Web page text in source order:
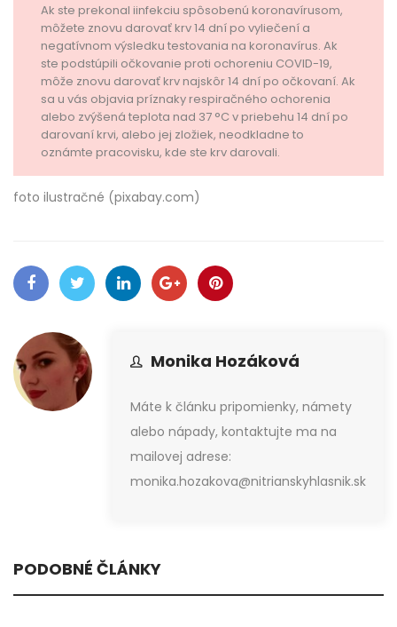
Ak ste prekonal iinfekciu spôsobenú koronavírusom,
môžete znovu darovať krv 14 dní po vyliečení a
negatívnom výsledku testovania na koronavírus. Ak
ste podstúpili očkovanie proti ochoreniu COVID-19,
môže znovu darovať krv najskôr 14 dní po očkovaní. Ak
sa u vás objavia príznaky respiračného ochorenia
alebo zvýšená teplota nad 37 °C v priebehu 14 dní po
darovaní krvi, alebo jej zložiek, neodkladne to
oznámte pracovisku, kde ste krv darovali.
foto ilustračné (pixabay.com)
Monika Hozáková
Máte k článku pripomienky, námety
alebo nápady, kontaktujte ma na
mailovej adrese:
monika.hozakova@nitrianskyhlasnik.sk
PODOBNÉ ČLÁNKY